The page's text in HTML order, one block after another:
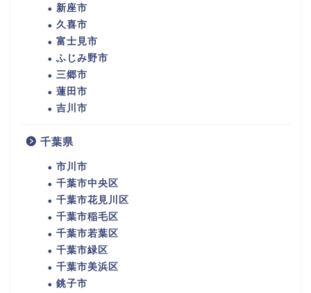
新座市
久喜市
富士見市
ふじみ野市
三郷市
蓮田市
吉川市
千葉県
市川市
千葉市中央区
千葉市花見川区
千葉市稲毛区
千葉市若葉区
千葉市緑区
千葉市美浜区
銚子市